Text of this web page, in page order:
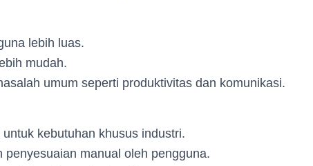
lebih luas.
mudah.
umum seperti produktivitas dan komunikasi.
untuk kebutuhan khusus industri.
penyesuaian manual oleh pengguna.